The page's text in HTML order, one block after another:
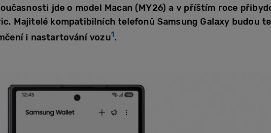
jde o model Macan (MY26) a v příštím roce
Majitelé kompatibilních telefonů Samsung Galaxy budou
i nastartování vozu1.